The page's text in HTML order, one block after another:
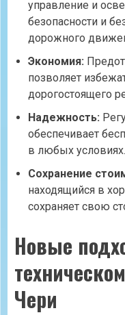
управление и
безопасности и
дорожного
Экономия:
позволяет
дорогостоящего
Надежность:
обеспечивает
в любых условиях.
Сохранение
находящийся в
сохраняет свою
Новые
Чери